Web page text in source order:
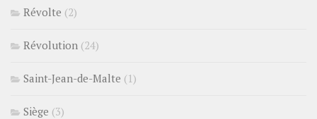
Révolte (2)
Révolution (24)
Saint-Jean-de-Malte (1)
Siège (3)